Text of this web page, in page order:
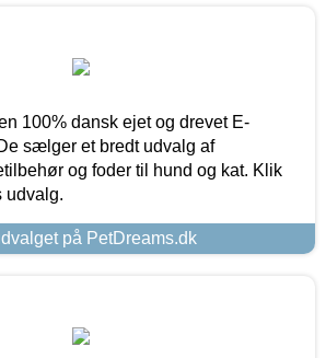
100% dansk ejet og drevet E-
sælger et bredt udvalg af
og foder til hund og kat. Klik
udvalg.
på PetDreams.dk